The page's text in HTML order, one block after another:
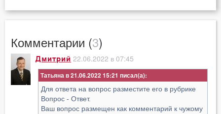
Комментарии (3)
Дмитрий 22.06.2022 в 07:45
Татьяна в 21.06.2022 15:21
Для ответа на вопрос разместите его в рубрике
Вопрос - Ответ.
Ваш вопрос размещен как комментарий к чужому